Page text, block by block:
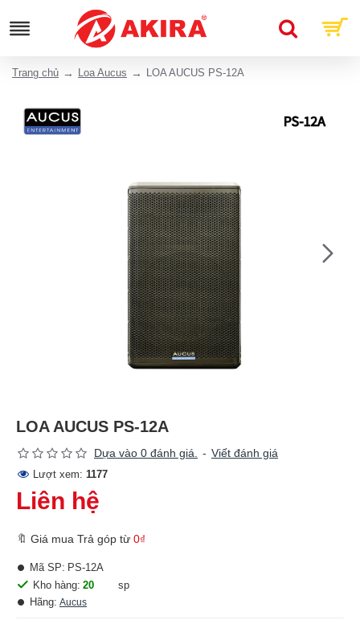
Trang chủ Loa Aucus LOA AUCUS PS-12A
LOA AUCUS PS-12A
Dựa vào 0 đánh giá. - Viết đánh giá
Lượt xem: 1177
Liên hệ
🔖 Giá mua Trả góp từ 0₫
Kho hàng: 20
sp
Hãng: Aucus
Mã SP: PS-12A